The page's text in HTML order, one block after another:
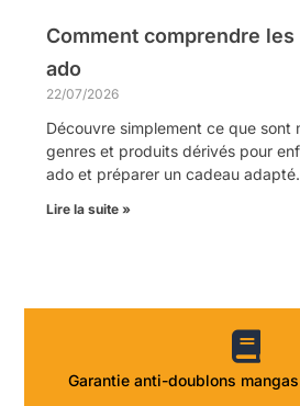
Comment comprendre les
ado
22/07/2026
Découvre simplement ce que sont
genres et produits dérivés pour
ado et préparer un cadeau adapté.
Lire la suite »
Garantie anti-doublons